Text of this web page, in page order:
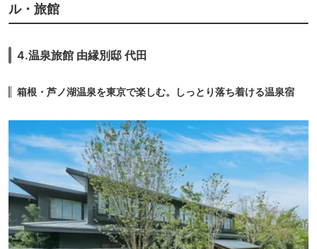
ル・旅館
4.温泉旅館 由縁別邸 代田
箱根・芦ノ湖温泉を東京で楽しむ。しっとり落ち着ける温泉宿